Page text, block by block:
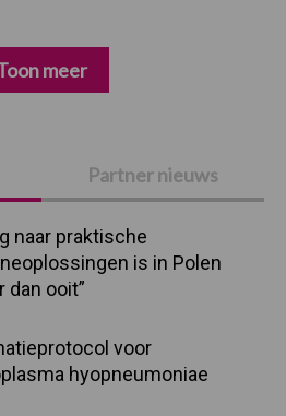
Partner nieuws
naar praktische
is in Polen
dan ooit”
voor
hyopneumoniae
meer